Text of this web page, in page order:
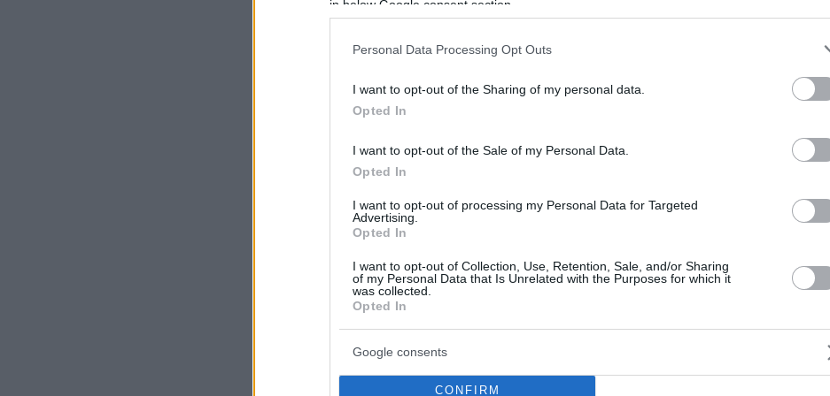
in below Google consent section.
Personal Data Processing Opt Outs
I want to opt-out of the Sharing of my personal data.
Opted In
I want to opt-out of the Sale of my Personal Data.
Opted In
I want to opt-out of processing my Personal Data for Targeted
Advertising.
Opted In
I want to opt-out of Collection, Use, Retention, Sale, and/or Sharing
of my Personal Data that Is Unrelated with the Purposes for which it
was collected.
Opted In
Google consents
CONFIRM